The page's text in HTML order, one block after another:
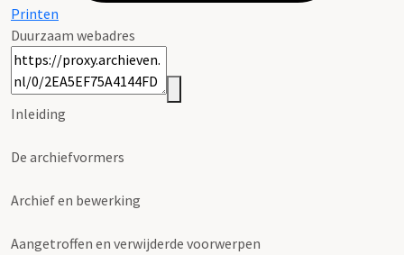
Printen
Duurzaam webadres
Inleiding
De archiefvormers
Archief en bewerking
Aangetroffen en verwijderde voorwerpen